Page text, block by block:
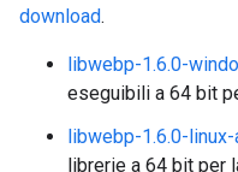
download.
libwebp-1.6.0-
eseguibili a 64 bit
libwebp-1.6.0-linux-
librerie a 64 bit per